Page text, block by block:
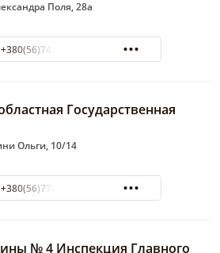
Поля, 28а
+380(56)744-45-85
Государственная
Ольги, 10/14
+380(56)778-36-30
№ 4 Инспекция Главного